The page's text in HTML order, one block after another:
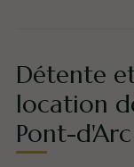
Détente
location
Pont-d'Arc